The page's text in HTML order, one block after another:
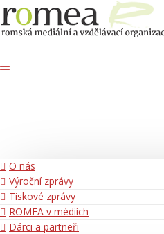
O nás
Výroční zprávy
Tiskové zprávy
ROMEA v médiích
Dárci a partneři